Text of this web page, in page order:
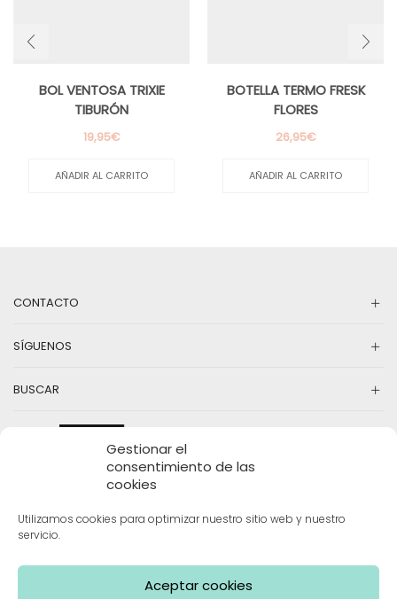
Gestionar el
consentimiento de las
cookies
Utilizamos cookies para optimizar nuestro sitio web y nuestro
servicio.
Aceptar cookies
BOL VENTOSA TRIXIE
TIBURÓN
19,95€
AÑADIR AL CARRITO
BOTELLA TERMO FRESK
FLORES
26,95€
AÑADIR AL CARRITO
CONTACTO
SÍGUENOS
BUSCAR